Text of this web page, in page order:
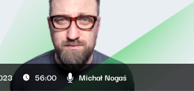
56:00 Michał Nogaś